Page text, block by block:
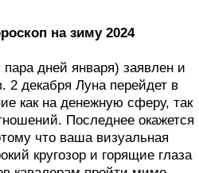
на зиму 2024
дней января) заявлен и
2 декабря Луна перейдет в
как на денежную сферу, так
Последнее окажется
что ваша визуальная
кругозор и горящие глаза